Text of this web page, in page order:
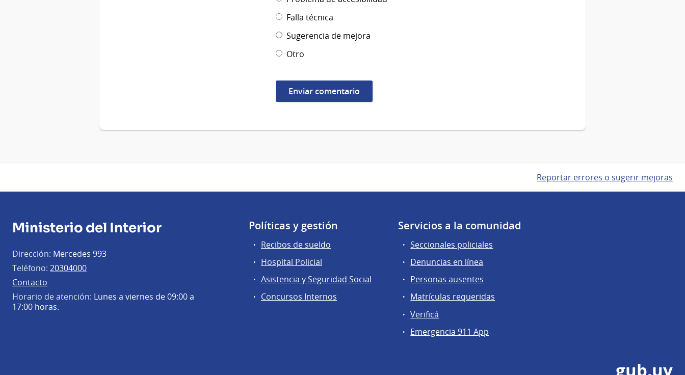
Falla técnica
Sugerencia de mejora
Otro
Reportar errores o sugerir mejoras
Ministerio del Interior
Dirección: Mercedes 993
Teléfono: 20304000
Contacto
Horario de atención: Lunes a viernes de 09:00 a
17:00 horas.
Políticas y gestión
Recibos de sueldo
Hospital Policial
Asistencia y Seguridad Social
Concursos Internos
Servicios a la comunidad
Seccionales policiales
Denuncias en línea
Personas ausentes
Matrículas requeridas
Verificá
Emergencia 911 App
gub.uy